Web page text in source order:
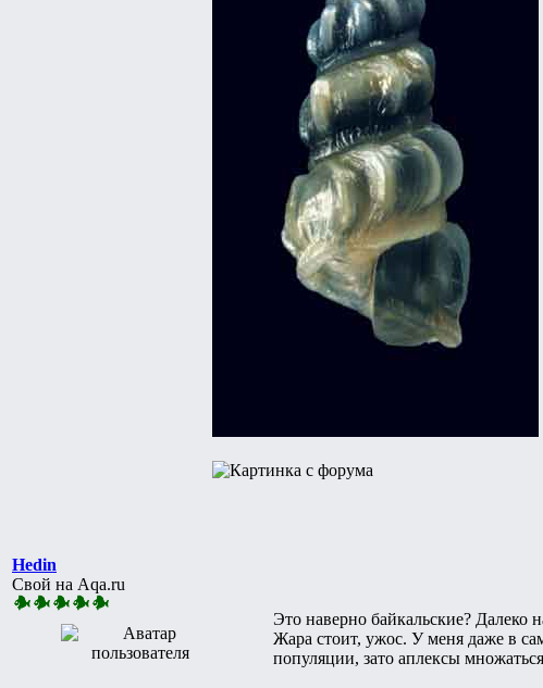
Hedin
Свой на Aqa.ru
Это наверно байкальские? Далеко
Жара стоит, ужос. У меня даже в
популяции, зато аплексы